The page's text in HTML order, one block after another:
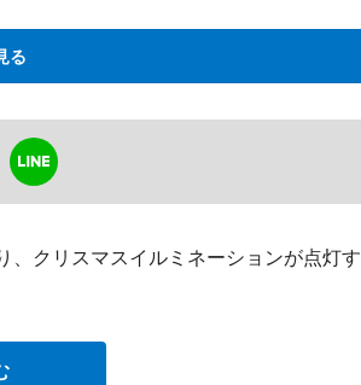
る
、クリスマスイルミネーションが点灯す